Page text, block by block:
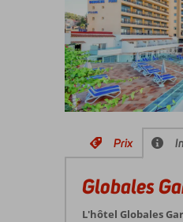
Prix
Globales
L'hôtel Globales